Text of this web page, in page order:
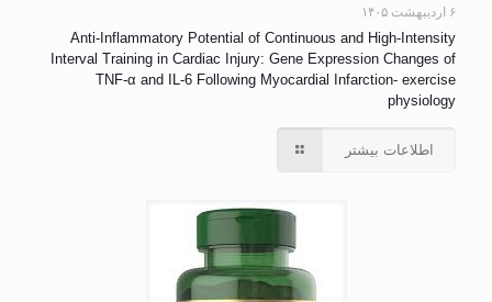
۶ اردیبهشت ۱۴۰۵
Anti-Inflammatory Potential of Continuous and High-Intensity
Interval Training in Cardiac Injury: Gene Expression Changes of
TNF-α and IL-6 Following Myocardial Infarction- exercise
physiology
اطلاعات بیشتر